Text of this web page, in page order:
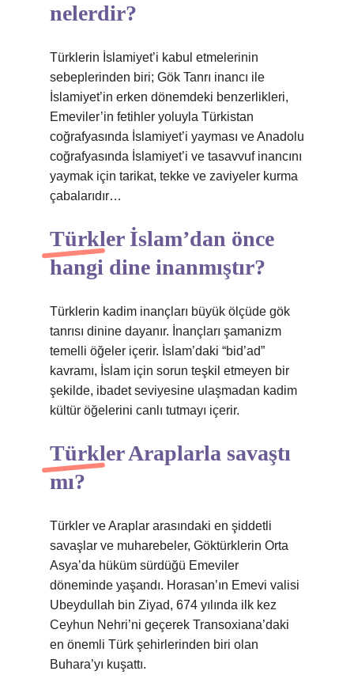
nelerdir?
Türklerin İslamiyet’i kabul etmelerinin
sebeplerinden biri; Gök Tanrı inancı ile
İslamiyet’in erken dönemdeki benzerlikleri,
Emeviler’in fetihler yoluyla Türkistan
coğrafyasında İslamiyet’i yayması ve Anadolu
coğrafyasında İslamiyet’i ve tasavvuf inancını
yaymak için tarikat, tekke ve zaviyeler kurma
çabalarıdır…
Türkler İslam’dan önce
hangi dine inanmıştır?
Türklerin kadim inançları büyük ölçüde gök
tanrısı dinine dayanır. İnançları şamanizm
temelli öğeler içerir. İslam’daki “bid’ad”
kavramı, İslam için sorun teşkil etmeyen bir
şekilde, ibadet seviyesine ulaşmadan kadim
kültür öğelerini canlı tutmayı içerir.
Türkler Araplarla savaştı
mı?
Türkler ve Araplar arasındaki en şiddetli
savaşlar ve muharebeler, Göktürklerin Orta
Asya’da hüküm sürdüğü Emeviler
döneminde yaşandı. Horasan’ın Emevi valisi
Ubeydullah bin Ziyad, 674 yılında ilk kez
Ceyhun Nehri’ni geçerek Transoxiana’daki
en önemli Türk şehirlerinden biri olan
Buhara’yı kuşattı.